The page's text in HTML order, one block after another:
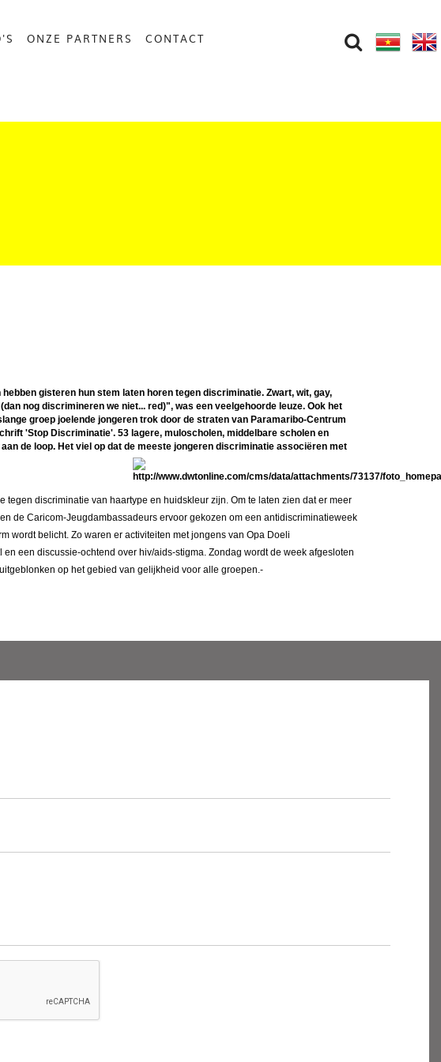
ONZE PARTNERS CONTACT
gisteren hun stem laten horen tegen discriminatie. Zwart, wit, gay,
nog discrimineren we niet... red)", was een veelgehoorde leuze. Ook het
groep joelende jongeren trok door de straten van Paramaribo-Centrum
'Stop Discriminatie'. 53 lagere, muloscholen, middelbare scholen en
de loop. Het viel op dat de meeste jongeren discriminatie associëren met
tegen discriminatie van haartype en huidskleur zijn. Om te laten zien dat er meer
de Caricom-Jeugdambassadeurs ervoor gekozen om een antidiscriminatieweek
wordt belicht. Zo waren er activiteiten met jongens van Opa Doeli
een discussie-ochtend over hiv/aids-stigma. Zondag wordt de week afgesloten
op het gebied van gelijkheid voor alle groepen.-